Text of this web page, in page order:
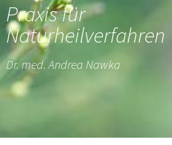
Praxis für
Naturheilverfahren
Dr. med. Andrea Nawka